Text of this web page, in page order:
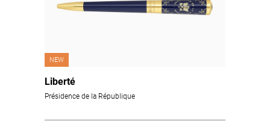
NEW
Liberté
Présidence de la République